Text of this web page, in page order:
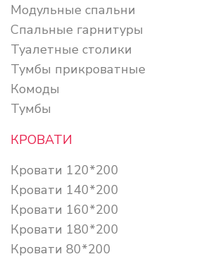
Модульные спальни
Спальные гарнитуры
Туалетные столики
Тумбы прикроватные
Комоды
Тумбы
КРОВАТИ
Кровати 120*200
Кровати 140*200
Кровати 160*200
Кровати 180*200
Кровати 80*200